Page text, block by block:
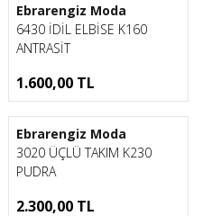
Ebrarengiz Moda
6430 İDİL ELBİSE K160
ANTRASİT
1.600,00 TL
1
Ebrarengiz Moda
3020 ÜÇLÜ TAKIM K230
PUDRA
2.300,00 TL